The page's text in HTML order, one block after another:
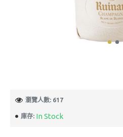
庫存: In Stock
瀏覽人數: 617